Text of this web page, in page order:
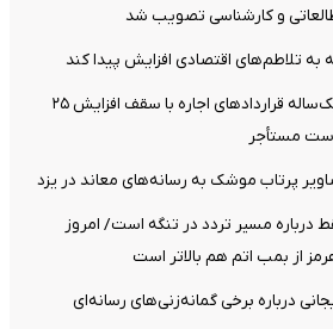
و کارشناسی تصویب شد
به تلاطم‌های اقتصادی افزایش پیدا کند
جزئیات مصوبه تمدید یک‌ساله قرارداد‌های اجاره با سقف افزایش ۲۵
مستأجر
پرتاب موشک به رسانه‌های معاند در یزد
درباره مسیر تردد در تنگه است/ امروز
از بمب اتم هم بالاتر است
درباره برخی گمانه‌زنی‌های رسانه‌ای